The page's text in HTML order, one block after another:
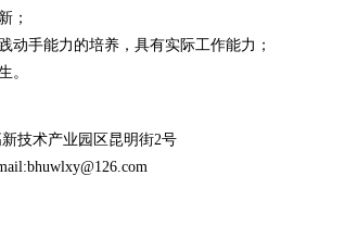
；
手能力的培养，具有实际工作能力；
。
技术产业园区昆明街2号